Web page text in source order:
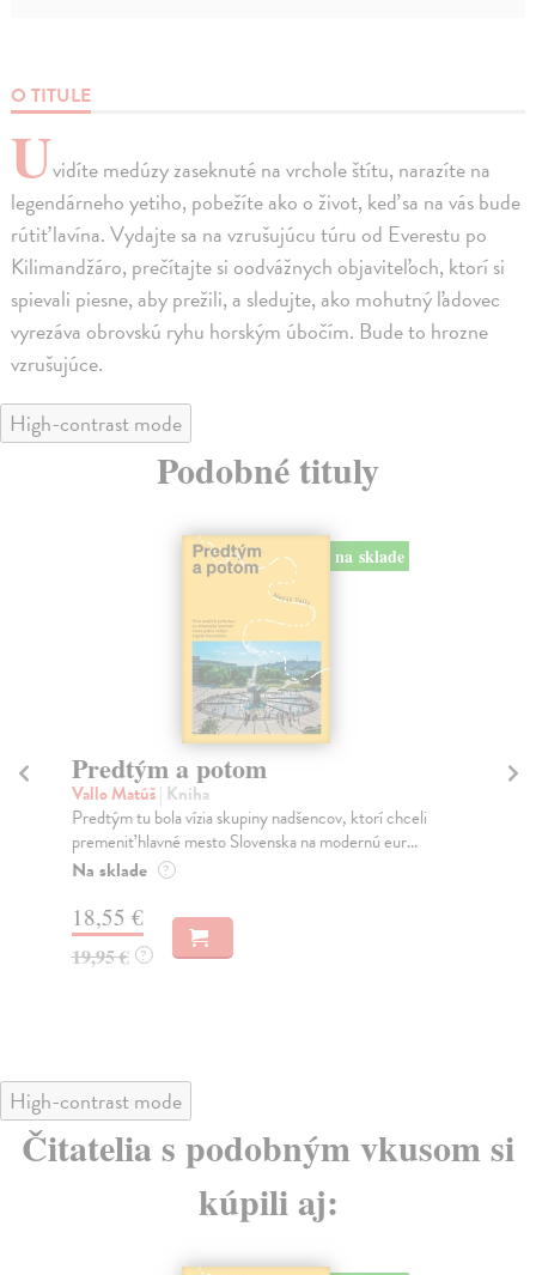
O TITULE
Uvidíte medúzy zaseknuté na vrchole štítu, narazíte na
legendárneho yetiho, pobežíte ako o život, keď sa na vás bude
rútiť lavína. Vydajte sa na vzrušujúcu túru od Everestu po
Kilimandžáro, prečítajte si oodvážnych objaviteľoch, ktorí si
spievali piesne, aby prežili, a sledujte, ako mohutný ľadovec
vyrezáva obrovskú ryhu horským úbočím. Bude to hrozne
vzrušujúce.
High-contrast mode
Podobné tituly
na sklade
Predtým a potom
Vallo Matúš| Kniha
Predtým tu bola vízia skupiny nadšencov, ktorí chceli
premeniť hlavné mesto Slovenska na modernú eur...
Na sklade ?
18,55 €
19,95 € ?
High-contrast mode
Čitatelia s podobným vkusom si
kúpili aj: